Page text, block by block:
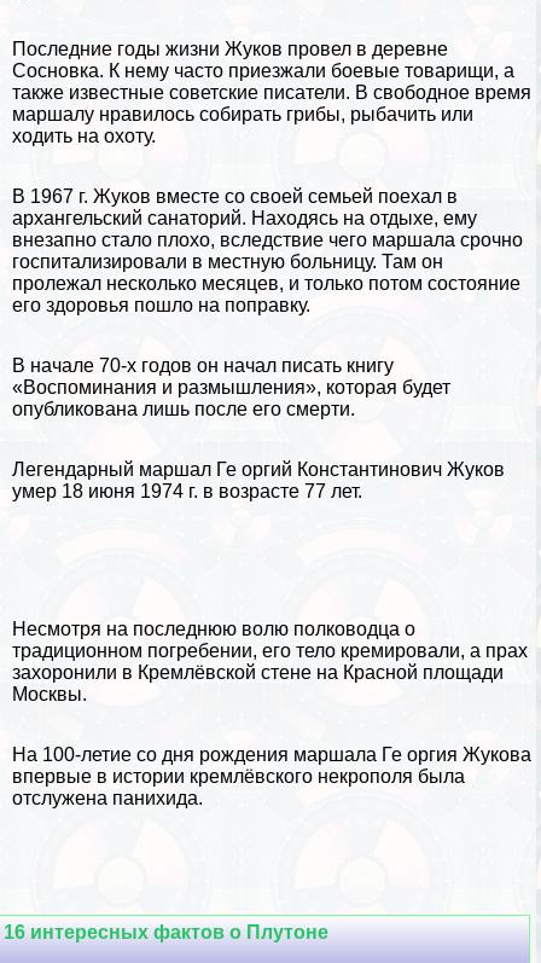
Последние годы жизни Жуков провел в деревне
Сосновка. К нему часто приезжали боевые товарищи, а
также известные советские писатели. В свободное время
маршалу нравилось собирать грибы, рыбачить или
ходить на охоту.
В 1967 г. Жуков вместе со своей семьей поехал в
архангельский санаторий. Находясь на отдыхе, ему
внезапно стало плохо, вследствие чего маршала срочно
госпитализировали в местную больницу. Там он
пролежал несколько месяцев, и только потом состояние
его здоровья пошло на поправку.
В начале 70-х годов он начал писать книгу
«Воспоминания и размышления», которая будет
опубликована лишь после его cмepти.
Легендарный маршал Ге opгий Константинович Жуков
умер 18 июня 1974 г. в возрасте 77 лет.
Несмотря на последнюю волю полководца о
традиционном погребении, его тело кремировали, а прах
захоронили в Кремлёвской стене на Красной площади
Москвы.
На 100-летие со дня рождения маршала Ге opгия Жукова
впервые в истории кремлёвского некрополя была
отслужена панихида.
16 интересных фактов о Плутоне